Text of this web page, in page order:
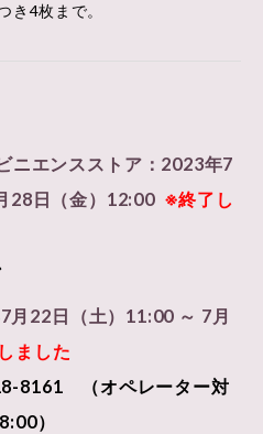
き4枚まで。
ニエンスストア：2023年7
28日（金）12:00 ※終了し
22日（土）11:00 ～ 7月
ました
8161 （オペレーター対
）